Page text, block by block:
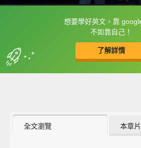
想要學好英文，靠
不如靠自己！
了解詳情
框選或點兩下字幕可以直接
收錄佳句
全文瀏覽 本章